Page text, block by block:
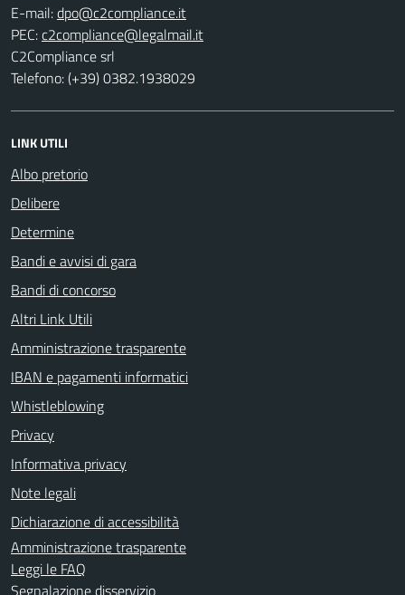
E-mail:
PEC:
C2Compliance srl
Telefono: (+39) 0382.1938029
LINK UTILI
Albo pretorio
Delibere
Determine
Bandi e avvisi di gara
Bandi di concorso
Altri Link Utili
Amministrazione trasparente
IBAN e pagamenti informatici
Whistleblowing
Privacy
Informativa privacy
Note legali
Dichiarazione di accessibilità
Amministrazione trasparente
Leggi le FAQ
Segnalazione disservizio